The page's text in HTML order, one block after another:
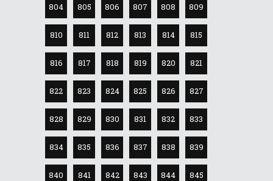
804 805 806 807 808 809
810 811 812 813 814 815
816 817 818 819 820 821
822 823 824 825 826 827
828 829 830 831 832 833
834 835 836 837 838 839
840 841 842 843 844 845